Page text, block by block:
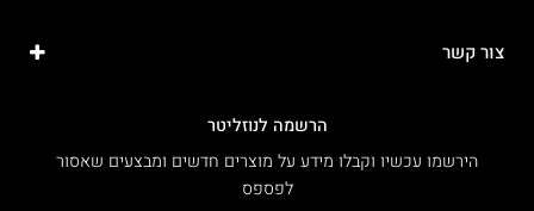
צור קשר
הרשמה לנוזליטר
הירשמו עכשיו וקבלו מידע על מוצרים חדשים ומבצעים שאסור
לפספס